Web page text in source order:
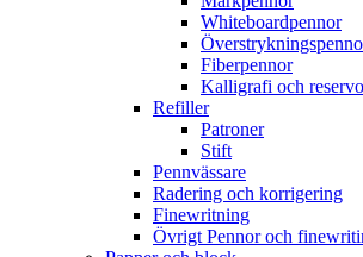
Whiteboardpennor
Fiberpennor
Kalligrafi och
Refiller
Patroner
Stift
Pennvässare
Radering och korrigering
Finewritning
Övrigt Pennor och